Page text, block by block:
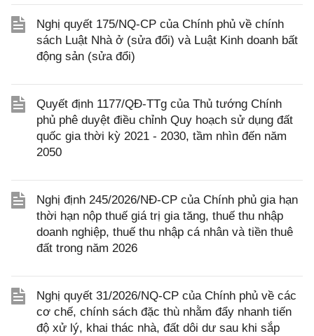
Nghị quyết 175/NQ-CP của Chính phủ về chính
sách Luật Nhà ở (sửa đổi) và Luật Kinh doanh bất
động sản (sửa đổi)
Quyết định 1177/QĐ-TTg của Thủ tướng Chính
phủ phê duyệt điều chỉnh Quy hoạch sử dụng đất
quốc gia thời kỳ 2021 - 2030, tầm nhìn đến năm
2050
Nghị định 245/2026/NĐ-CP của Chính phủ gia hạn
thời hạn nộp thuế giá trị gia tăng, thuế thu nhập
doanh nghiệp, thuế thu nhập cá nhân và tiền thuê
đất trong năm 2026
Nghị quyết 31/2026/NQ-CP của Chính phủ về các
cơ chế, chính sách đặc thù nhằm đẩy nhanh tiến
độ xử lý, khai thác nhà, đất dôi dư sau khi sắp